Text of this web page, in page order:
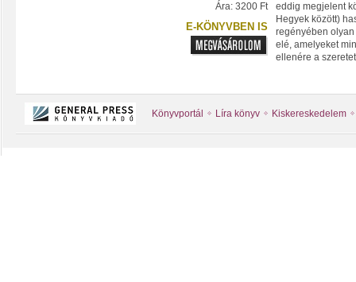
Ára: 3200 Ft
E-KÖNYVBEN IS
eddig megjelent
Hegyek között)
regényében
elé, amelyeket
ellenére a
Könyvportál Líra könyv Kiskereskedelem